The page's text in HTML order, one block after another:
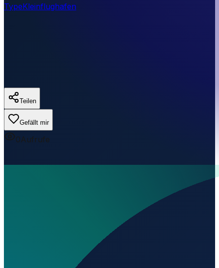
TypeKleinflughafen
Teilen
Gefällt mir
0Aufrufe